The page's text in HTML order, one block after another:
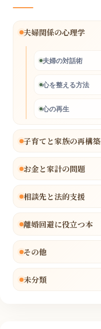
夫婦関係の心理学
夫婦の対話術
心を整える方法
心の再生
子育てと家族の再構築
お金と家計の問題
相談先と法的支援
離婚回避に役立つ本
その他
未分類